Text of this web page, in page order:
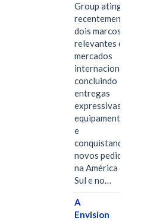
Group atingiu
recentemente
dois marcos
relevantes em
mercados
internacionais,
concluindo
entregas
expressivas de
equipamentos
e
conquistando
novos pedidos
na América do
Sul e no…
A
Envision